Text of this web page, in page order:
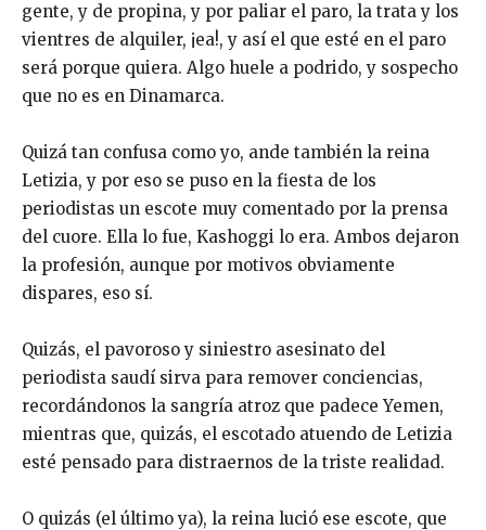
gente, y de propina, y por paliar el paro, la trata y los
vientres de alquiler, ¡ea!, y así el que esté en el paro
será porque quiera. Algo huele a podrido, y sospecho
que no es en Dinamarca.
Quizá tan confusa como yo, ande también la reina
Letizia, y por eso se puso en la fiesta de los
periodistas un escote muy comentado por la prensa
del cuore. Ella lo fue, Kashoggi lo era. Ambos dejaron
la profesión, aunque por motivos obviamente
dispares, eso sí.
Quizás, el pavoroso y siniestro asesinato del
periodista saudí sirva para remover conciencias,
recordándonos la sangría atroz que padece Yemen,
mientras que, quizás, el escotado atuendo de Letizia
esté pensado para distraernos de la triste realidad.
O quizás (el último ya), la reina lució ese escote, que